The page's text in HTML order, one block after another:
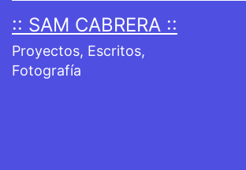
:: SAM CABRERA ::
Proyectos, Escritos,
Fotografía